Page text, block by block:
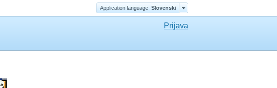
Application language: Slovenski
Prijava